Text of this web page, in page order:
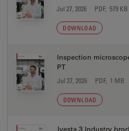
Jul 27, 2026 PDF, 579 KB
DOWNLOAD
Inspection
PT
Jul 27, 2026 PDF, 1 MB
DOWNLOAD
Ivesta 3 Industry